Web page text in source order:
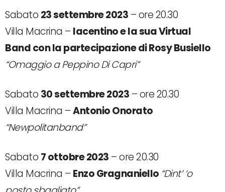
Sabato 23 settembre 2023 – ore 20.30
Villa Macrina – Iacentino e la sua Virtual
Band con la partecipazione di Rosy Busiello
“Omaggio a Peppino Di Capri”
Sabato 30 settembre 2023 – ore 20.30
Villa Macrina –Antonio Onorato
“Newpolitanband”
Sabato 7 ottobre 2023 – ore 20.30
Villa Macrina – Enzo Gragnaniello “Dint’ ‘o